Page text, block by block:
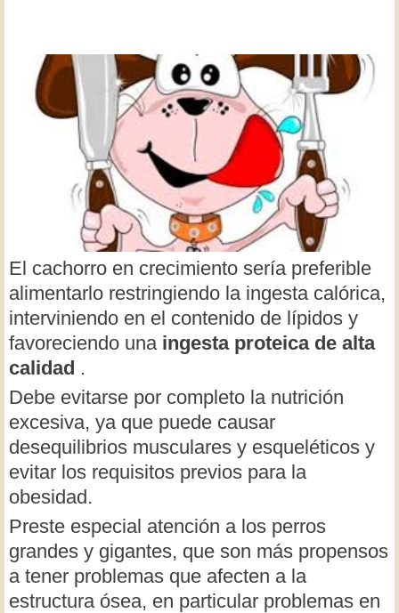
El cachorro en crecimiento sería preferible
alimentarlo restringiendo la ingesta calórica,
interviniendo en el contenido de lípidos y
favoreciendo una ingesta proteica de alta
calidad .
Debe evitarse por completo la nutrición
excesiva, ya que puede causar
desequilibrios musculares y esqueléticos y
evitar los requisitos previos para la
obesidad.
Preste especial atención a los perros
grandes y gigantes, que son más propensos
a tener problemas que afecten a la
estructura ósea, en particular problemas en